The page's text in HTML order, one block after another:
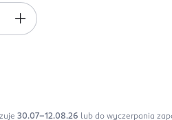
30.07-12.08.26 lub do wyczerpania